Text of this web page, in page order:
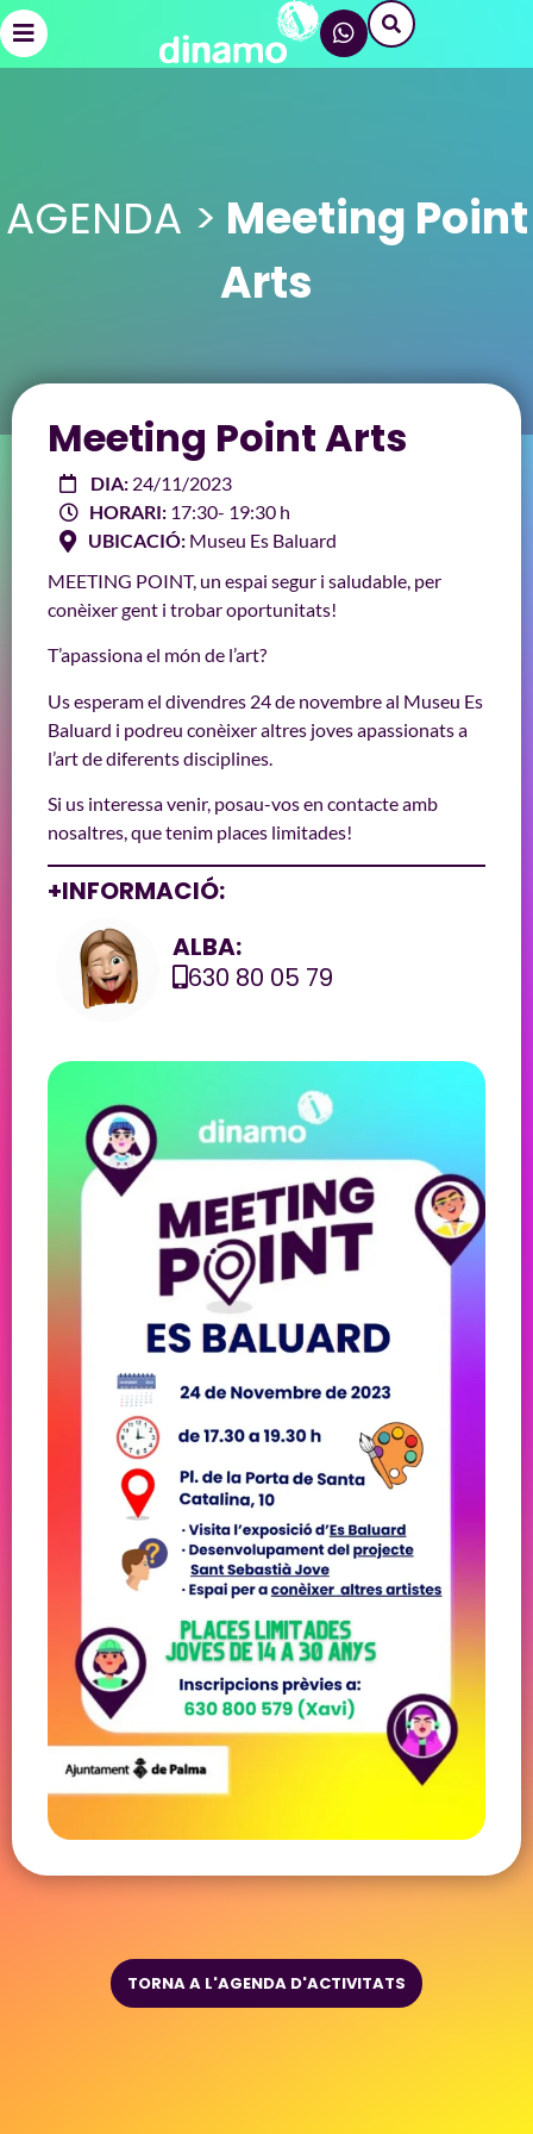
AGENDA > Meeting Point
Arts
Meeting Point Arts
DIA: 24/11/2023
HORARI: 17:30- 19:30 h
UBICACIÓ: Museu Es Baluard
MEETING POINT, un espai segur i saludable, per
conèixer gent i trobar oportunitats!
T’apassiona el món de l’art?
Us esperam el divendres 24 de novembre al Museu Es
Baluard i podreu conèixer altres joves apassionats a
l’art de diferents disciplines.
Si us interessa venir, posau-vos en contacte amb
nosaltres, que tenim places limitades!
+INFORMACIÓ:
ALBA:
630 80 05 79
TORNA A L'AGENDA D'ACTIVITATS